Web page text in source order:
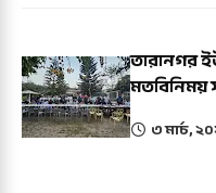
তারানগর
মতবিনিময়
৩ মার্চ,